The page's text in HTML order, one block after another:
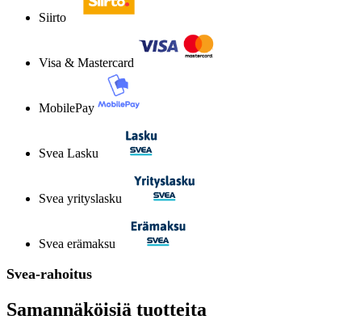
Siirto
Visa & Mastercard
MobilePay
Svea Lasku
Svea yrityslasku
Svea erämaksu
Svea-rahoitus
Samannäköisiä tuotteita